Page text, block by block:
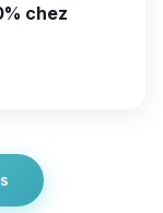
chez